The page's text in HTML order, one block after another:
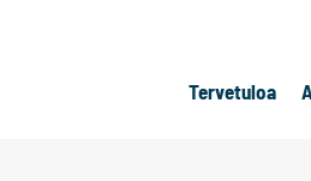
Tervetuloa